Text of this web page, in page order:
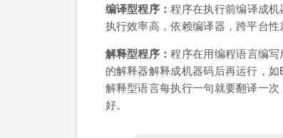
编译型程序：程序在执行前编译成
执行效率高，依赖编译器，跨平台
解释型程序：程序在用编程语言编
的解释器解释成机器码后再运行，
解释型语言每执行一句就要翻译一
好。